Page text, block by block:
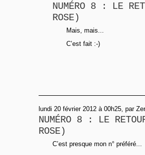
NUMÉRO 8 : LE
ROSE)
Mais, mais...
C’est fait :-)
lundi 20 février 2012 à 00h25, par
NUMÉRO 8 : LE
ROSE)
C’est presque mon n° préféré...